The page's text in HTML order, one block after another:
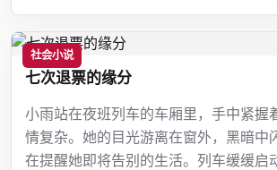
社会小说
七次退票的缘分
小雨站在夜班列车的车厢里，手中紧握
情复杂。她的目光游离在窗外，黑暗中
在提醒她即将告别的生活。列车缓缓启